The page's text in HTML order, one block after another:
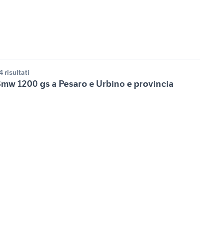
risultati
1200 gs a Pesaro e Urbino e provincia